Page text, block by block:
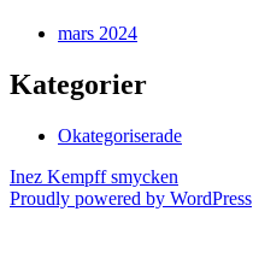
mars 2024
Kategorier
Okategoriserade
Inez Kempff smycken
Proudly powered by WordPress